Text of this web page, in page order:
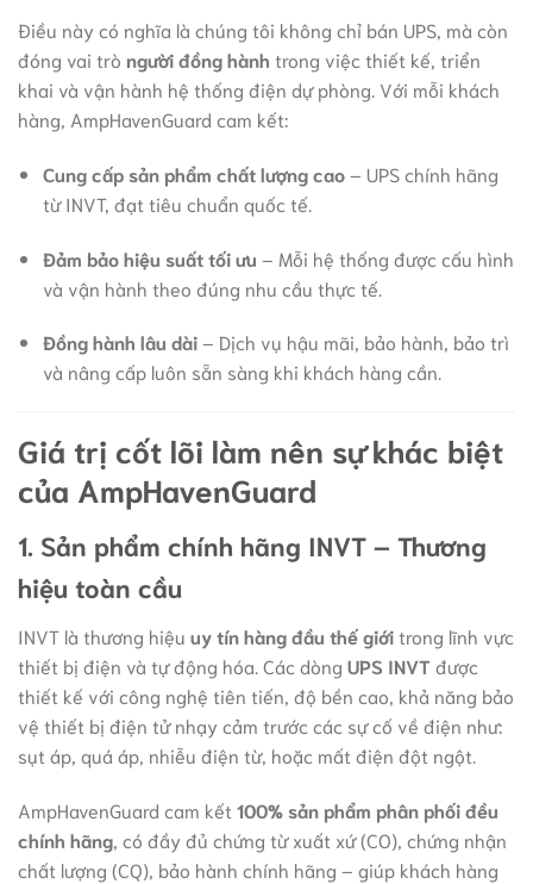
Điều này có nghĩa là chúng tôi không chỉ bán UPS, mà còn
đóng vai trò người đồng hành trong việc thiết kế, triển
khai và vận hành hệ thống điện dự phòng. Với mỗi khách
hàng, AmpHavenGuard cam kết:
Cung cấp sản phẩm chất lượng cao– UPS chính hãng
từ INVT, đạt tiêu chuẩn quốc tế.
Đảm bảo hiệu suất tối ưu – Mỗi hệ thống được cấu hình
và vận hành theo đúng nhu cầu thực tế.
Đồng hành lâu dài– Dịch vụ hậu mãi, bảo hành, bảo trì
và nâng cấp luôn sẵn sàng khi khách hàng cần.
Giá trị cốt lõi làm nên sự khác biệt
của AmpHavenGuard
1. Sản phẩm chính hãng INVT – Thương
hiệu toàn cầu
INVT là thương hiệu uy tín hàng đầu thế giớitrong lĩnh vực
thiết bị điện và tự động hóa. Các dòng UPS INVT được
thiết kế với công nghệ tiên tiến, độ bền cao, khả năng bảo
vệ thiết bị điện tử nhạy cảm trước các sự cố về điện như:
sụt áp, quá áp, nhiễu điện từ, hoặc mất điện đột ngột.
AmpHavenGuard cam kết 100% sản phẩm phân phối đều
chính hãng , có đầy đủ chứng từ xuất xứ (CO), chứng nhận
chất lượng (CQ), bảo hành chính hãng – giúp khách hàng